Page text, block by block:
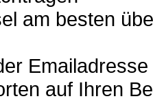
am besten
auf Ihren